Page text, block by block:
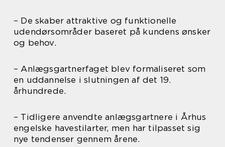
– De skaber attraktive og funktionelle
udendørsområder baseret på kundens ønsker
og behov.
– Anlægsgartnerfaget blev formaliseret som
en uddannelse i slutningen af det 19.
århundrede.
– Tidligere anvendte anlægsgartnere i Århus
engelske havestilarter, men har tilpasset sig
nye tendenser gennem årene.